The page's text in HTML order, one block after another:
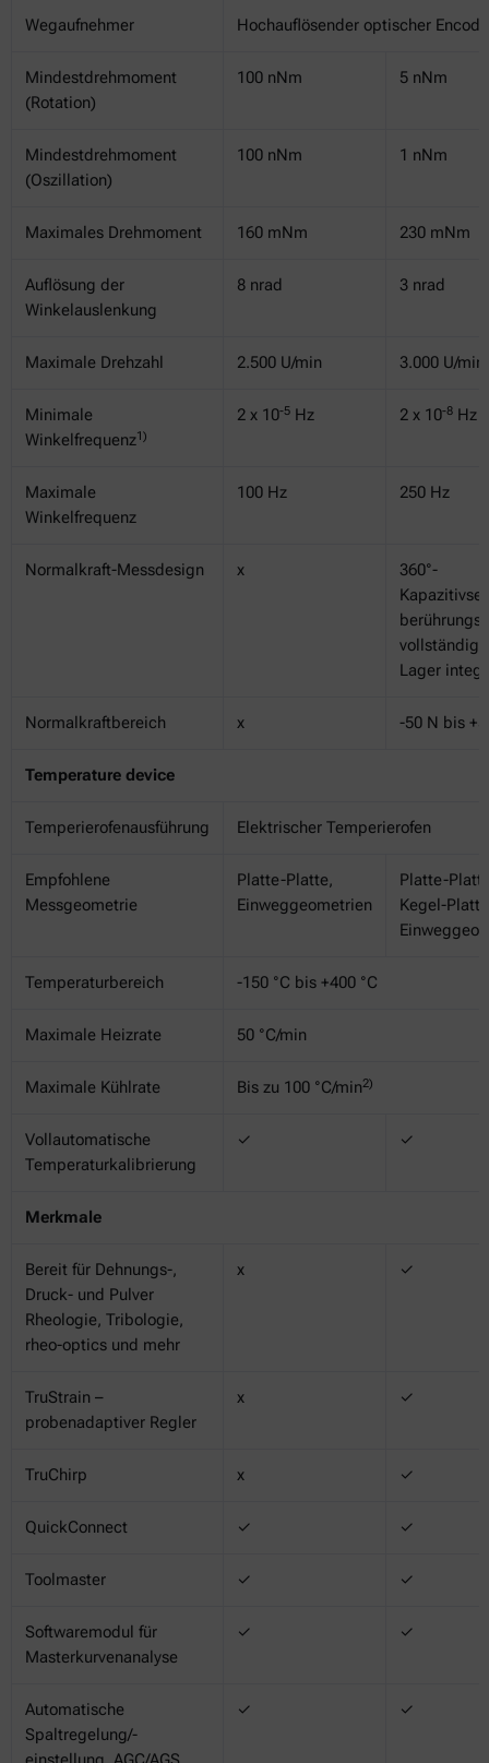
Wegaufnehmer Hochauflösender optischer
Mindestdrehmoment
(Rotation)
100 nNm 5 nNm
Mindestdrehmoment
(Oszillation)
100 nNm 1 nNm
Maximales Drehmoment 160 mNm 230 mNm
Auflösung der
Winkelauslenkung
8 nrad 3 nrad
Maximale Drehzahl 2.500 U/min 3.000 U/min
Minimale
Winkelfrequenz1)
2 x 10-5 Hz 2 x 10-8 Hz
Maximale
Winkelfrequenz
100 Hz 250 Hz
Normalkraft-Messdesign x
360°-
vollständig
Lager
Normalkraftbereich x -50 N bis
Temperature device
Temperierofenausführung Elektrischer Temperierofen
Empfohlene
Messgeometrie
Platte-Platte,
Einweggeometrien
Platte-
Kegel-
Temperaturbereich -150 °C bis +400 °C
Maximale Heizrate 50 °C/min
Maximale Kühlrate Bis zu 100 °C/min2)
Vollautomatische
Temperaturkalibrierung
✓ ✓
Merkmale
Bereit für Dehnungs-,
Druck- und Pulver
Rheologie, Tribologie,
rheo-optics und mehr
x ✓
TruStrain –
probenadaptiver Regler
x ✓
TruChirp x ✓
QuickConnect ✓ ✓
Toolmaster ✓ ✓
Softwaremodul für
Masterkurvenanalyse
✓ ✓
Automatische
Spaltregelung/-
✓ ✓